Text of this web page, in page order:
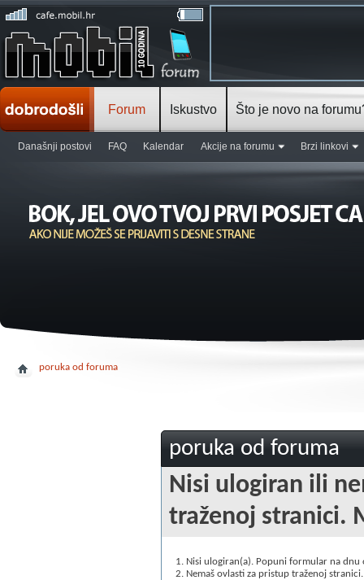
Forum
Današnji postovi FAQ Kalendar Akcije na forumu Brzi linkovi
Iskustvo Što je novo na
poruka od foruma
poruka od foruma
Nisi ulogiran ili
traženoj stranici.
Nisi ulogiran(a). Popuni formular na
Nemaš ovlasti za pristup traženoj